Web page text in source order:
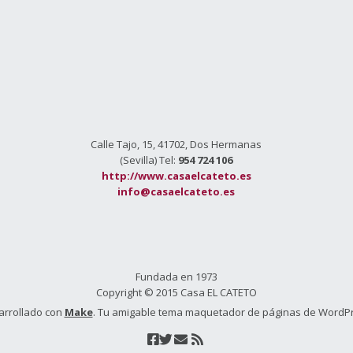
Calle Tajo, 15, 41702, Dos Hermanas
(Sevilla) Tel: 954 724 106
http://www.casaelcateto.es
info@casaelcateto.es
Fundada en 1973
Copyright © 2015 Casa EL CATETO
con Make. Tu amigable tema maquetador de páginas de